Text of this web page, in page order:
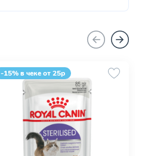
-15% в чеке от 25р